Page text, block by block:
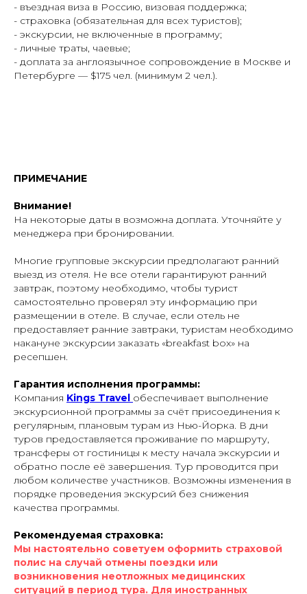
- въездная виза в Россию, визовая поддержка;
- страховка (обязательная для всех туристов);
- экскурсии, не включенные в программу;
- личные траты, чаевые;
- доплата за англоязычное сопровождение в Москве и
Петербурге — $175 чел. (минимум 2 чел.).
ПРИМЕЧАНИЕ
Внимание!
На некоторые даты в возможна доплата. Уточняйте у
менеджера при бронировании.
Многие групповые экскурсии предполагают ранний
выезд из отеля. Не все отели гарантируют ранний
завтрак, поэтому необходимо, чтобы турист
самостоятельно проверял эту информацию при
размещении в отеле. В случае, если отель не
предоставляет ранние завтраки, туристам необходимо
накануне экскурсии заказать «breakfast box» на
ресепшен.
Гарантия исполнения программы:
Компания Kings Travel обеспечивает выполнение
экскурсионной программы за счёт присоединения к
регулярным, плановым турам из Нью-Йорка. В дни
туров предоставляется проживание по маршруту,
трансферы от гостиницы к месту начала экскурсии и
обратно после её завершения. Тур проводится при
любом количестве участников. Возможны изменения в
порядке проведения экскурсий без снижения
качества программы.
Рекомендуемая страховка:
Мы настоятельно советуем оформить страховой
полис на случай отмены поездки или
возникновения неотложных медицинских
ситуаций в период тура. Для иностранных